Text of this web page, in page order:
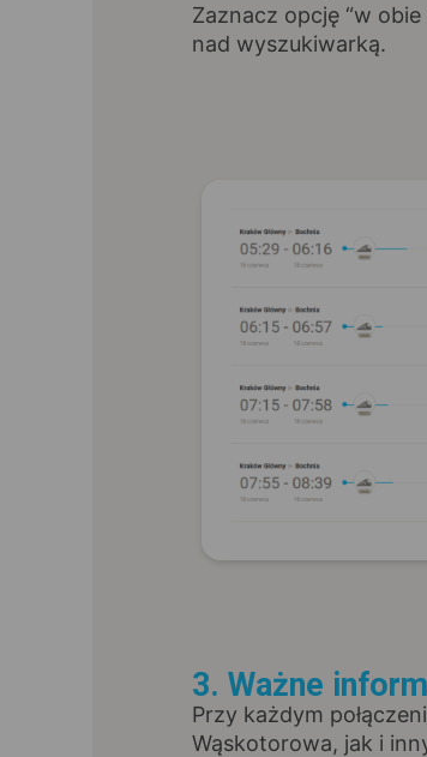
Zaznacz opcję “w
nad wyszukiwarką.
3. Ważne
Przy każdym
Wąskotorowa, jak i